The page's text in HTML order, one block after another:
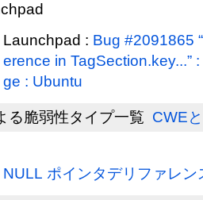
Launchpad : Bug #2091865
erence in TagSection.key...”
ge : Ubuntu
る脆弱性タイプ一覧 CWE
NULL ポインタデリファレン